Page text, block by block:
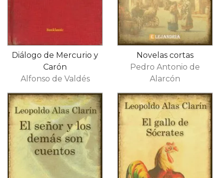
Diálogo de Mercurio y
Carón
Alfonso de Valdés
Novelas cortas
Pedro Antonio de
Alarcón